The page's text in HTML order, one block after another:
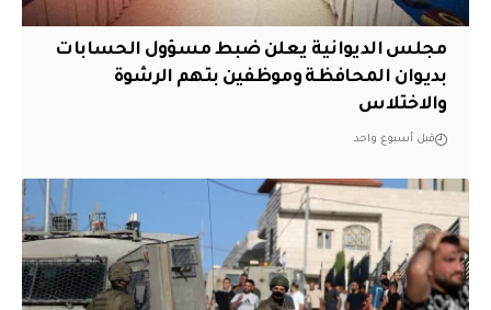
مجلس الديوانية يعلن ضبط مسؤول الحسابات
بديوان المحافظة وموظفين بتهم الرشوة
والاختلاس
قبل أسبوع واحد